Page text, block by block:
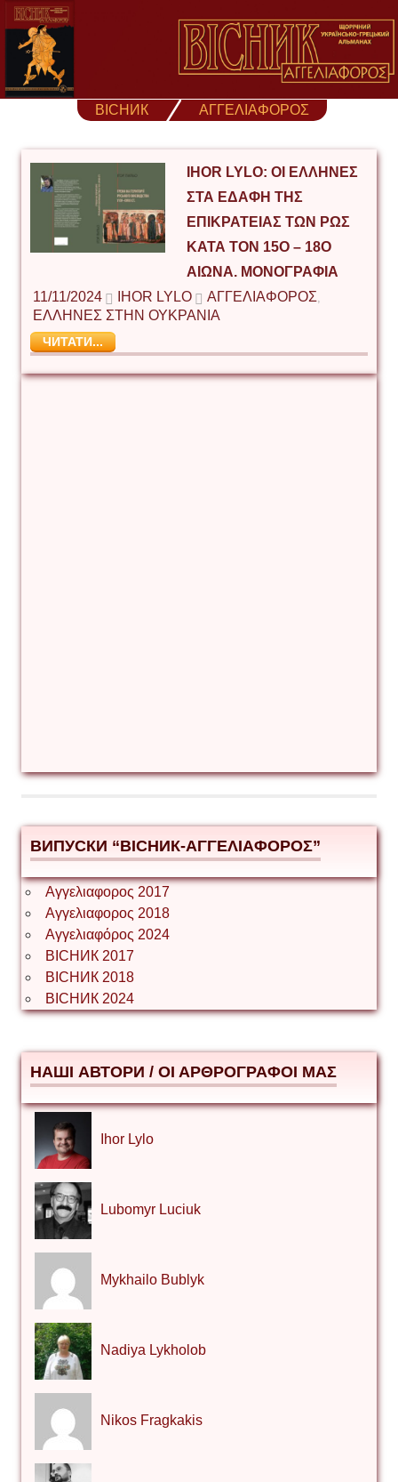
Skip
content
ВІСНИК ΑΓΓΕΛΙΑΦΟΡΟΣ
IHOR LYLO: ΟΙ ΈΛΛΗΝΕΣ
ΣΤΑ ΕΔΆΦΗ ΤΗΣ
ΕΠΙΚΡΆΤΕΙΑΣ ΤΩΝ ΡΩΣ
ΚΑΤΆ ΤΟΝ 15Ο – 18Ο
ΑΙΩΝΑ. ΜΟΝΟΓΡΑΦΊΑ
11/11/2024
IHOR LYLO ΑΓΓΕΛΙΑΦΟΡΟΣ
ΕΛΛΗΝΕΣ ΣΤΗΝ ΟΥΚΡΑΝΙΑ
ЧИТАТИ...
ВИПУСКИ “ВІСНИК-ΑΓΓΕΛΙΑΦΟΡΟΣ”
Αγγελιαφορος 2017
Αγγελιαφορος 2018
Αγγελιαφόρος 2024
ВІСНИК 2017
ВІСНИК 2018
ВІСНИК 2024
НАШІ АВТОРИ / ΟΙ ΑΡΘΡΟΓΡΑΦΟΙ ΜΑΣ
Ihor Lylo
Lubomyr Luciuk
Mykhailo Bublyk
Nadiya Lykholob
Nikos Fragkakis